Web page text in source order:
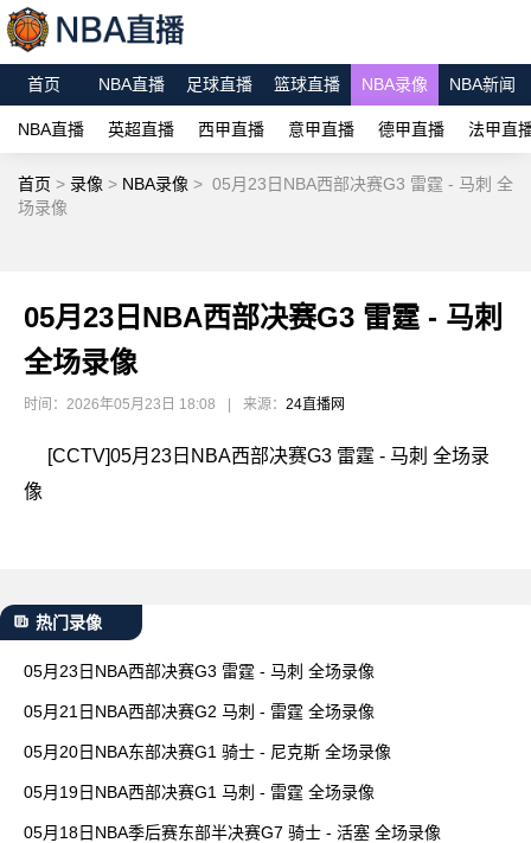
首页 NBA直播 足球直播 篮球直播 NBA录像 NBA新闻
NBA直播 英超直播 西甲直播 意甲直播 德甲直播 法甲直
首页 > 录像 > NBA录像 > 05月23日NBA西部决赛G3 雷霆 - 马刺 全
场录像
05月23日NBA西部决赛G3 雷霆 - 马刺
全场录像
时间：2026年05月23日 18:08 来源： 24直播网
[CCTV]05月23日NBA西部决赛G3 雷霆 - 马刺 全场录
像
热门录像
05月23日NBA西部决赛G3 雷霆 - 马刺 全场录像
05月21日NBA西部决赛G2 马刺 - 雷霆 全场录像
05月20日NBA东部决赛G1 骑士 - 尼克斯 全场录像
05月19日NBA西部决赛G1 马刺 - 雷霆 全场录像
05月18日NBA季后赛东部半决赛G7 骑士 - 活塞 全场录像